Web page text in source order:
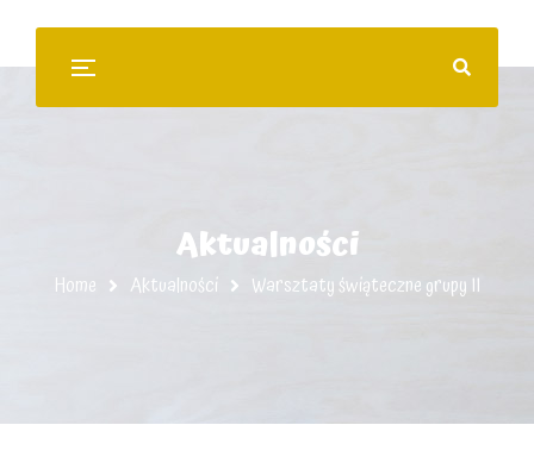
Aktualności
Home Aktualności Warsztaty świąteczne grupy II